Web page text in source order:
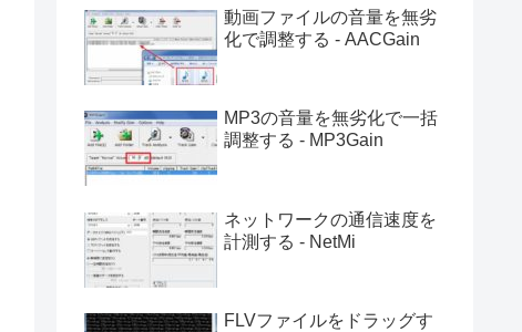
動画ファイルの音量を無劣
化で調整する - AACGain
MP3の音量を無劣化で一括
調整する - MP3Gain
ネットワークの通信速度を
計測する - NetMi
FLVファイルをドラッグす